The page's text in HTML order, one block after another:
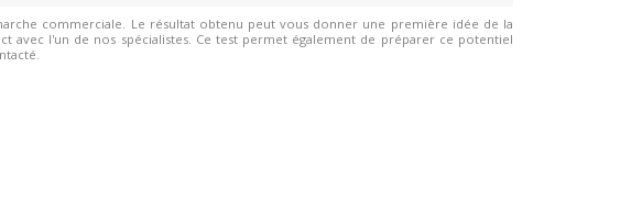
commerciale. Le résultat obtenu peut vous donner une première idée de la
l'un de nos spécialistes. Ce test permet également de préparer ce potentiel